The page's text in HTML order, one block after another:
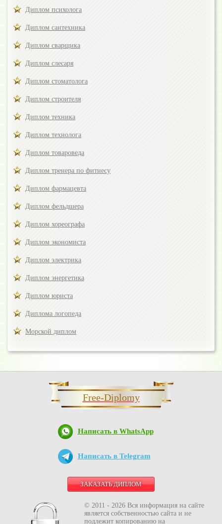
Диплом психолога
Диплом сантехника
Диплом сварщика
Диплом слесаря
Диплом стоматолога
Диплом строителя
Диплом техника
Диплом технолога
Диплом товароведа
Диплом тренера по фитнесу
Диплом фармацевта
Диплом фельдшера
Диплом хореографа
Диплом экономиста
Диплом электрика
Диплом энергетика
Диплом юриста
Диплома логопеда
Морской диплом
Free-Diplomy
Написать в WhatsApp
Написать в Telegram
ЗАКАЗАТЬ ДИПЛОМ
© 2011 - 2026 Вся информация на сайте
является собственностью сайта и не
подлежит копированию на